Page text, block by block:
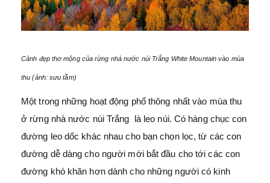
Cảnh đẹp thơ mộng của rừng nhà nước núi Trắng White Mountain vào mùa
thu (ảnh: sưu tầm)
Một trong những hoạt động phổ thông nhất vào mùa thu
ở rừng nhà nước núi Trắng là leo núi. Có hàng chục con
đường leo dốc khác nhau cho bạn chọn lọc, từ các con
đường dễ dàng cho người mới bắt đầu cho tới các con
đường khó khăn hơn dành cho những người có kinh